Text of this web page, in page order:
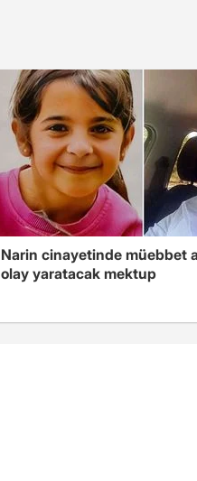
Narin cinayetinde müebbet
olay yaratacak mektup